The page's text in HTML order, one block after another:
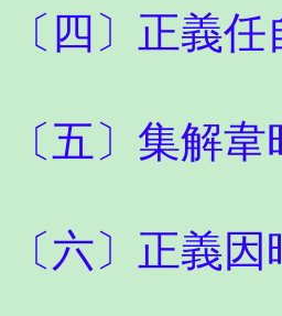
〔四〕正義任
〔五〕集解
〔六〕正義